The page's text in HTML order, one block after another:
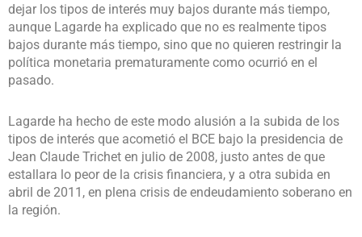
dejar los tipos de interés muy bajos durante más tiempo,
aunque Lagarde ha explicado que no es realmente tipos
bajos durante más tiempo, sino que no quieren restringir la
política monetaria prematuramente como ocurrió en el
pasado.
Lagarde ha hecho de este modo alusión a la subida de los
tipos de interés que acometió el BCE bajo la presidencia de
Jean Claude Trichet en julio de 2008, justo antes de que
estallara lo peor de la crisis financiera, y a otra subida en
abril de 2011, en plena crisis de endeudamiento soberano en
la región.